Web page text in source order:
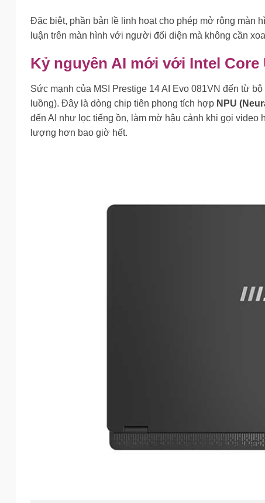
Đặc biệt, phần bản lề linh hoạt cho phép mở rộng màn
luận trên màn hình với người đối diện mà không cần
Kỷ nguyên AI mới với Intel Core
Sức mạnh của MSI Prestige 14 AI Evo 081VN đến từ
luồng). Đây là dòng chip tiên phong tích hợp NPU
đến AI như lọc tiếng ồn, làm mờ hậu cảnh khi gọi video
lượng hơn bao giờ hết.